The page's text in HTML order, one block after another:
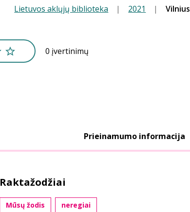
Lietuvos aklųjų biblioteka | 2021 | Vilnius
0 įvertinimų
Prieinamumo informacija
Raktažodžiai
Mūsų žodis neregiai